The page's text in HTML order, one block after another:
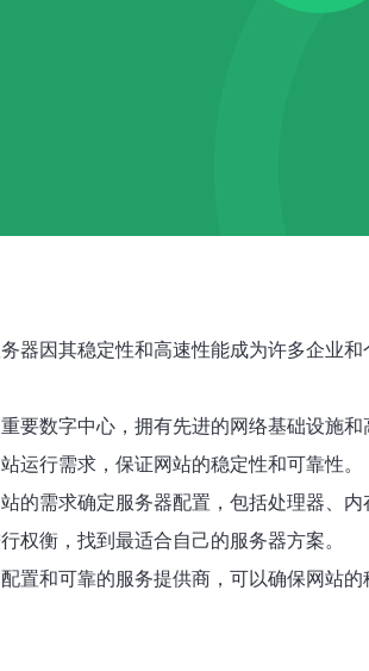
器因其稳定性和高速性能成为许多企业
要数字中心，拥有先进的网络基础设施
运行需求，保证网站的稳定性和可靠性。
的需求确定服务器配置，包括处理器、
权衡，找到最适合自己的服务器方案。
和可靠的服务提供商，可以确保网站